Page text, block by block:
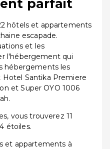
parfait
hôtels et appartements
escapade.
et les
l'hébergement qui
hébergements les
Santika Premiere
et Super OYO 1006
vous trouverez 11
étoiles.
et appartements à